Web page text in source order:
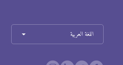
اللغة العربية